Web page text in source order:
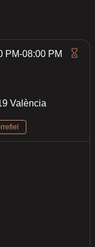
PM-08:00 PM
València